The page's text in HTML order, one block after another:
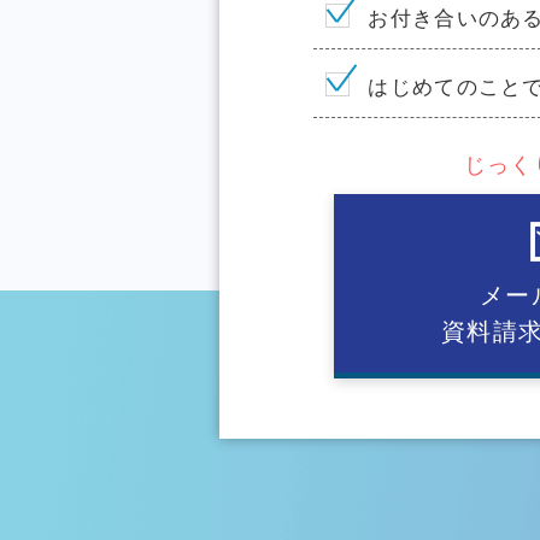
お付き合いのあ
はじめてのこと
じっ
メー
資料請